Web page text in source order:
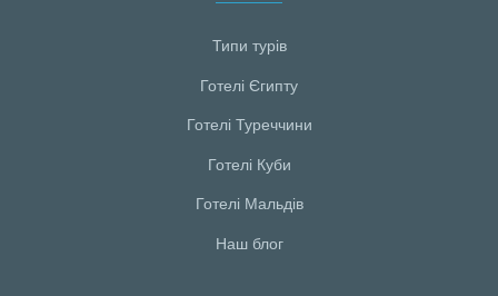
Типи турів
Готелі Єгипту
Готелі Туреччини
Готелі Куби
Готелі Мальдiв
Наш блог